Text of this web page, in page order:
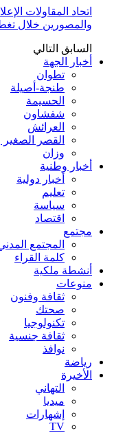
اتحاد المقاولات
والمصورين خلال
السابق التالي
أخبار الجهة
تطوان
طنجة-أصيلة
الحسيمة
شفشاون
العرائش
القصر الصغير
وزان
أخبار وطنية
أخبار دولية
تعليم
سياسة
اقتصاد
مجتمع
المجتمع
كلمة القراء
أنشطة ملكية
منوعات
ثقافة وفنون
صحتك
تكنولوجيا
ثقافة جنسية
نوافذ
رياضة
الأخيرة
التهاني
ميديا
إشهارات
TV